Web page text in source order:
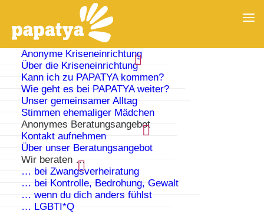
Anonyme Kriseneinrichtung
Über die Kriseneinrichtung
Kann ich zu PAPATYA kommen?
Wie geht es bei PAPATYA weiter?
Unser gemeinsamer Alltag
Stimmen ehemaliger Mädchen
Anonymes Beratungsangebot
Kontakt aufnehmen
Über unser Beratungsangebot
Wir beraten …
… bei Zwangsverheiratung
… bei Kontrolle, Bedrohung, Gewalt
… wenn du dich anders fühlst
… LGBTI*Q